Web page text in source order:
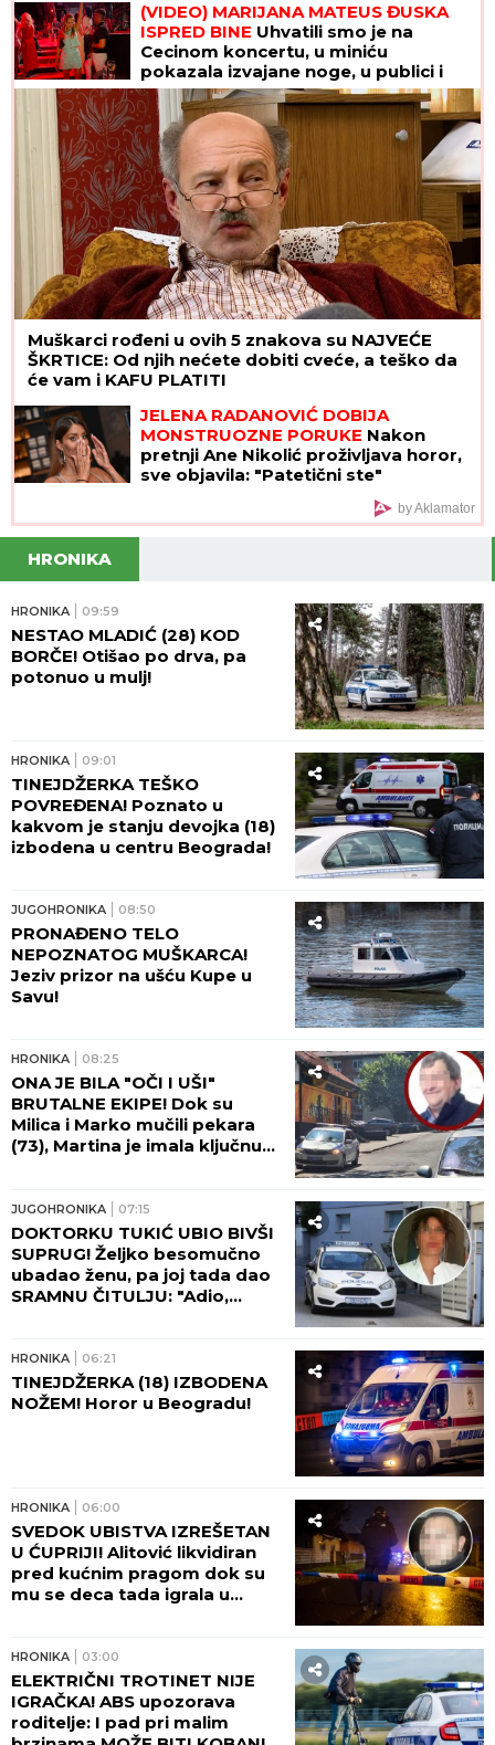
(VIDEO) MARIJANA MATEUS ĐUSKA
ISPRED BINE Uhvatili smo je na
Cecinom koncertu, u miniću
pokazala izvajane noge, u publici i
ova poznata pevačica uživa sa
mužem
Muškarci rođeni u ovih 5 znakova su NAJVEĆE
ŠKRTICE: Od njih nećete dobiti cveće, a teško da
će vam i KAFU PLATITI
JELENA RADANOVIĆ DOBIJA
MONSTRUOZNE PORUKE Nakon
pretnji Ane Nikolić proživljava horor,
sve objavila: "Patetični ste"
by Aklamator
HRONIKA
HRONIKA 09:59
NESTAO MLADIĆ (28) KOD
BORČE! Otišao po drva, pa
potonuo u mulj!
HRONIKA 09:01
TINEJDŽERKA TEŠKO
POVREĐENA! Poznato u
kakvom je stanju devojka (18)
izbodena u centru Beograda!
JUGOHRONIKA 08:50
PRONAĐENO TELO
NEPOZNATOG MUŠKARCA!
Jeziv prizor na ušću Kupe u
Savu!
HRONIKA 08:25
ONA JE BILA "OČI I UŠI"
BRUTALNE EKIPE! Dok su
Milica i Marko mučili pekara
(73), Martina je imala ključnu
automobilom!
JUGOHRONIKA 07:15
DOKTORKU TUKIĆ UBIO BIVŠI
SUPRUG! Željko besomučno
ubadao ženu, pa joj tada dao
SRAMNU ČITULJU: "Adio,
HRONIKA 06:21
TINEJDŽERKA (18) IZBODENA
NOŽEM! Horor u Beogradu!
HRONIKA 06:00
SVEDOK UBISTVA IZREŠETAN
U ĆUPRIJI! Alitović likvidiran
pred kućnim pragom dok su
mu se deca tada igrala u
HRONIKA 03:00
ELEKTRIČNI TROTINET NIJE
IGRAČKA! ABS upozorava
roditelje: I pad pri malim